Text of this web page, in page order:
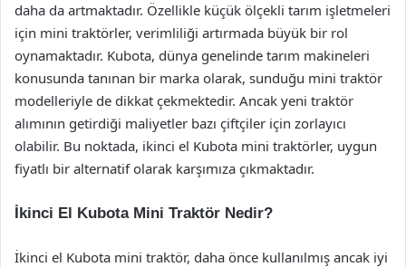
daha da artmaktadır. Özellikle küçük ölçekli tarım işletmeleri
için mini traktörler, verimliliği artırmada büyük bir rol
oynamaktadır. Kubota, dünya genelinde tarım makineleri
konusunda tanınan bir marka olarak, sunduğu mini traktör
modelleriyle de dikkat çekmektedir. Ancak yeni traktör
alımının getirdiği maliyetler bazı çiftçiler için zorlayıcı
olabilir. Bu noktada, ikinci el Kubota mini traktörler, uygun
fiyatlı bir alternatif olarak karşımıza çıkmaktadır.
İkinci El Kubota Mini Traktör Nedir?
İkinci el Kubota mini traktör, daha önce kullanılmış ancak iyi